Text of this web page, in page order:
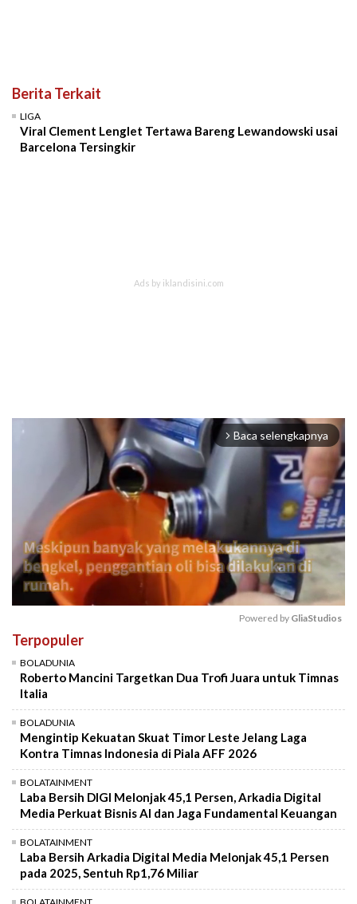
Berita Terkait
LIGA
Viral Clement Lenglet Tertawa Bareng Lewandowski usai
Barcelona Tersingkir
arrow_forward_ios Baca selengkapnya
Powered by GliaStudios
Terpopuler
BOLADUNIA
Roberto Mancini Targetkan Dua Trofi Juara untuk Timnas
Italia
BOLADUNIA
Mengintip Kekuatan Skuat Timor Leste Jelang Laga
Kontra Timnas Indonesia di Piala AFF 2026
BOLATAINMENT
Laba Bersih DIGI Melonjak 45,1 Persen, Arkadia Digital
Media Perkuat Bisnis AI dan Jaga Fundamental Keuangan
BOLATAINMENT
Laba Bersih Arkadia Digital Media Melonjak 45,1 Persen
pada 2025, Sentuh Rp1,76 Miliar